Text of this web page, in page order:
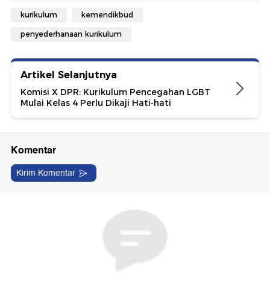
kurikulum kemendikbud
penyederhanaan kurikulum
Artikel Selanjutnya
Komisi X DPR: Kurikulum Pencegahan LGBT
Mulai Kelas 4 Perlu Dikaji Hati-hati